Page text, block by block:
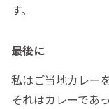
す。
最後に
私はご当地カレー
それはカレーであ